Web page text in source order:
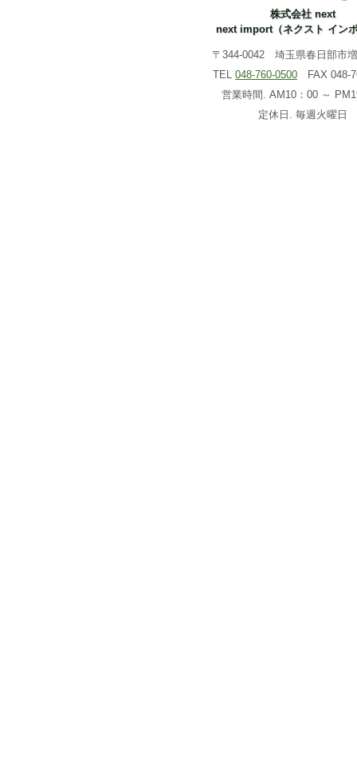
株式会社 next
next import（ネクスト イン
〒344-0042 埼玉県春日部市
TEL 048-760-0500 FAX 048-
営業時間. AM10：00 ～
定休日. 毎週火曜日